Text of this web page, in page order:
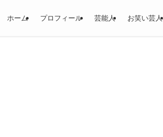
ホーム プロフィール 芸能人 お笑い芸人